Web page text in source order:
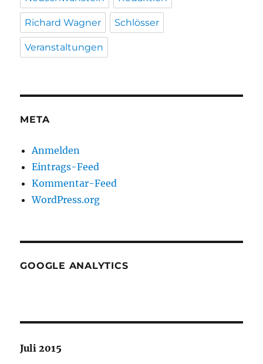
Richard Wagner Schlösser
Veranstaltungen
META
Anmelden
Eintrags-Feed
Kommentar-Feed
WordPress.org
GOOGLE ANALYTICS
Juli 2015